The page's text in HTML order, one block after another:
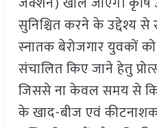
सुनिश्चित करने के उद्देश्य से
स्नातक बेरोजगार युवकों
संचालित किए जाने हेतु
जिससे ना केवल समय से
के खाद-बीज एवं